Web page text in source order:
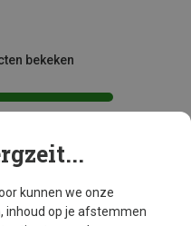
bekeken
jekunnen we onze
inhoud op je afstemmen